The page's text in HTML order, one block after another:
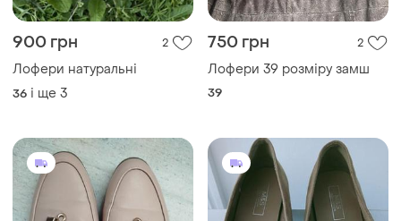
900 грн 2
Лофери натуральні
36 і ще 3
750 грн 2
Лофери 39 розміру замш
39